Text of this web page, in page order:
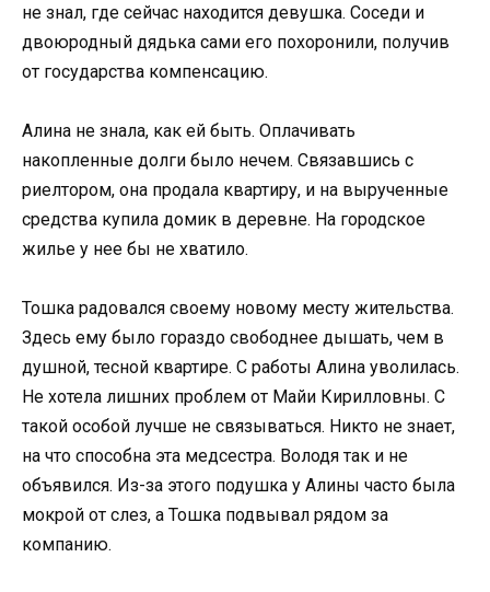
не знал, где сейчас находится девушка. Соседи и
двоюродный дядька сами его похоронили, получив
от государства компенсацию.
Алина не знала, как ей быть. Оплачивать
накопленные долги было нечем. Связавшись с
риелтором, она продала квартиру, и на вырученные
средства купила домик в деревне. На городское
жилье у нее бы не хватило.
Тошка радовался своему новому месту жительства.
Здесь ему было гораздо свободнее дышать, чем в
душной, тесной квартире. С работы Алина уволилась.
Не хотела лишних проблем от Майи Кирилловны. С
такой особой лучше не связываться. Никто не знает,
на что способна эта медсестра. Володя так и не
объявился. Из-за этого подушка у Алины часто была
мокрой от слез, а Тошка подвывал рядом за
компанию.